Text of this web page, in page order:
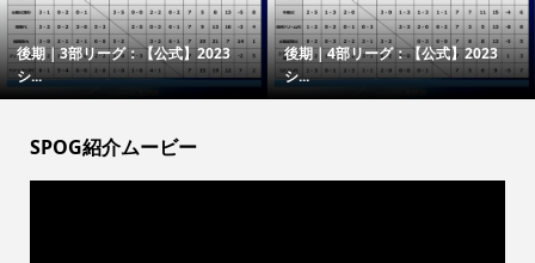
後期｜3部リーグ：【公式】2023
シ...
後期｜4部リーグ：【公式】2023
シ...
SPOG紹介ムービー